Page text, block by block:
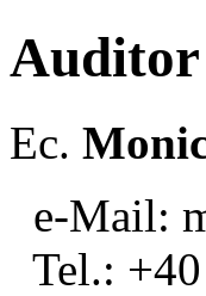
Auditor
Ec.
e-Mail:
Tel.: